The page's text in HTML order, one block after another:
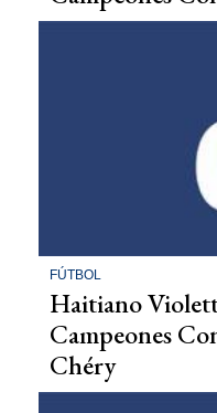
FÚTBOL
Haitiano
Campeones
Chéry